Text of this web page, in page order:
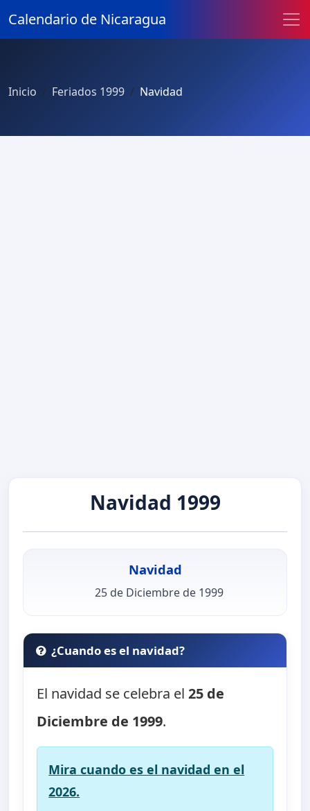
Calendario de Nicaragua
Inicio Feriados 1999 Navidad
Navidad 1999
Navidad
25 de Diciembre de 1999
¿Cuando es el navidad?
El navidad se celebra el25 de
Diciembre de 1999.
Mira cuando es el navidad en el
2026.